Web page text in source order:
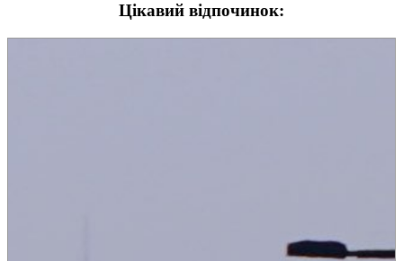
Цікавий відпочинок: